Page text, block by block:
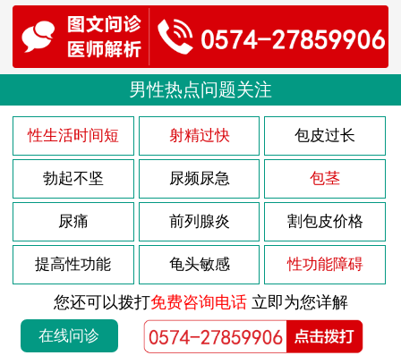
自己怎么改善阳痿
18岁阳痿能恢复吗 2026-08-07
导致阳痿的原因有哪些呢？ 2026-08-07
龟头炎多久能治疗好 2026-08-03
该怎么治疗龟头炎 2026-08-03
龟头炎是什么引起 2026-08-03
包皮龟头炎会复发吗 2026-08-03
导致包皮龟头炎原因 2026-08-03
前列腺肥大如何调理 2026-08-03
前列腺肥大什么原因 2026-08-03
男性热点问题关注
性生活时间短 射精过快 包皮过长
勃起不坚 尿频尿急 包茎
尿痛 前列腺炎 割包皮价格
提高性功能 龟头敏感 性功能障碍
您还可以拨打免费咨询电话立即为您详解
在线问诊